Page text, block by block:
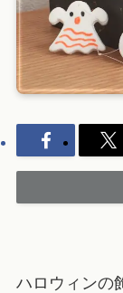
ハロウィンの